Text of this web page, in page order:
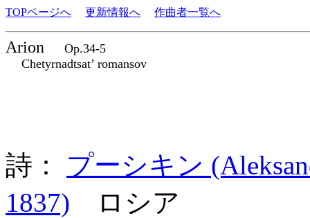
TOPページへ 更新情報へ 作曲者一覧へ
Arion
Op.34-5
Chetyrnadtsat’ romansov
詩： プーシキン
1837) ロシア